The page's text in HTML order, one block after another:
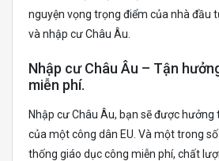
nguyện vọng trọng điểm của nhà đầu
và nhập cư Châu Âu.
Nhập cư Châu Âu – Tận
miễn phí.
Nhập cư Châu Âu, bạn sẽ được hưởng
của một công dân EU. Và một trong
thống giáo dục công miễn phí, chất